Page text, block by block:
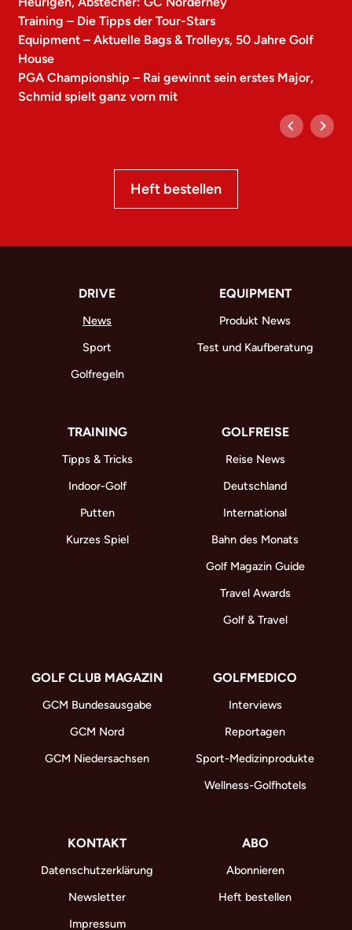
Training – Die Tipps der Tour-Stars
Equipment – Aktuelle Bags & Trolleys, 50 Jahre Golf
House
PGA Championship – Rai gewinnt sein erstes Major,
Schmid spielt ganz vorn mit
Heft bestellen
DRIVE
News
Sport
Golfregeln
EQUIPMENT
Produkt News
Test und Kaufberatung
TRAINING
Tipps & Tricks
Indoor-Golf
Putten
Kurzes Spiel
GOLFREISE
Reise News
Deutschland
International
Bahn des Monats
Golf Magazin Guide
Travel Awards
Golf & Travel
GOLF CLUB MAGAZIN
GCM Bundesausgabe
GCM Nord
GCM Niedersachsen
GOLFMEDICO
Interviews
Reportagen
Sport-Medizinprodukte
Wellness-Golfhotels
KONTAKT
Datenschutzerklärung
Newsletter
Impressum
ABO
Abonnieren
Heft bestellen